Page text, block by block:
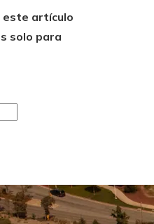
este artículo
solo para